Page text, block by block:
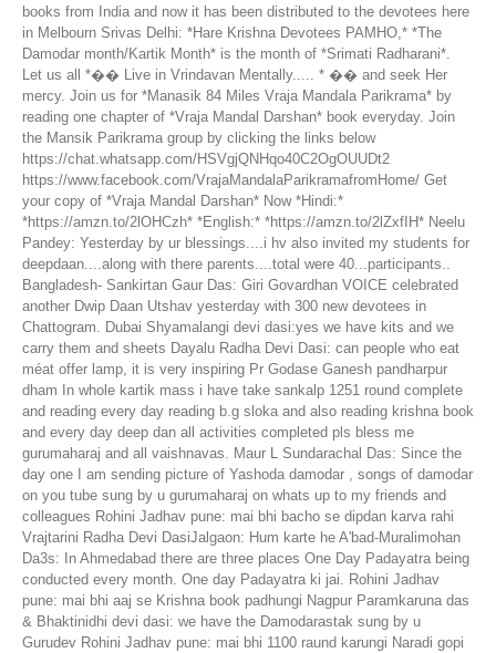
books from India and now it has been distributed to the devotees here
in Melbourn Srivas Delhi: *Hare Krishna Devotees PAMHO,* *The
Damodar month/Kartik Month* is the month of *Srimati Radharani*.
Let us all *�� Live in Vrindavan Mentally..... * �� and seek Her
mercy. Join us for *Manasik 84 Miles Vraja Mandala Parikrama* by
reading one chapter of *Vraja Mandal Darshan* book everyday. Join
the Mansik Parikrama group by clicking the links below
https://chat.whatsapp.com/HSVgjQNHqo40C2OgOUUDt2
https://www.facebook.com/VrajaMandalaParikramafromHome/ Get
your copy of *Vraja Mandal Darshan* Now *Hindi:*
*https://amzn.to/2lOHCzh* *English:* *https://amzn.to/2lZxfIH* Neelu
Pandey: Yesterday by ur blessings....i hv also invited my students for
deepdaan....along with there parents....total were 40...participants..
Bangladesh- Sankirtan Gaur Das: Giri Govardhan VOICE celebrated
another Dwip Daan Utshav yesterday with 300 new devotees in
Chattogram. Dubai Shyamalangi devi dasi:yes we have kits and we
carry them and sheets Dayalu Radha Devi Dasi: can people who eat
méat offer lamp, it is very inspiring Pr Godase Ganesh pandharpur
dham In whole kartik mass i have take sankalp 1251 round complete
and reading every day reading b.g sloka and also reading krishna book
and every day deep dan all activities completed pls bless me
gurumaharaj and all vaishnavas. Maur L Sundarachal Das: Since the
day one I am sending picture of Yashoda damodar , songs of damodar
on you tube sung by u gurumaharaj on whats up to my friends and
colleagues Rohini Jadhav pune: mai bhi bacho se dipdan karva rahi
Vrajtarini Radha Devi DasiJalgaon: Hum karte he A'bad-Muralimohan
Da3s: In Ahmedabad there are three places One Day Padayatra being
conducted every month. One day Padayatra ki jai. Rohini Jadhav
pune: mai bhi aaj se Krishna book padhungi Nagpur Paramkaruna das
& Bhaktinidhi devi dasi: we have the Damodarastak sung by u
Gurudev Rohini Jadhav pune: mai bhi 1100 raund karungi Naradi gopi